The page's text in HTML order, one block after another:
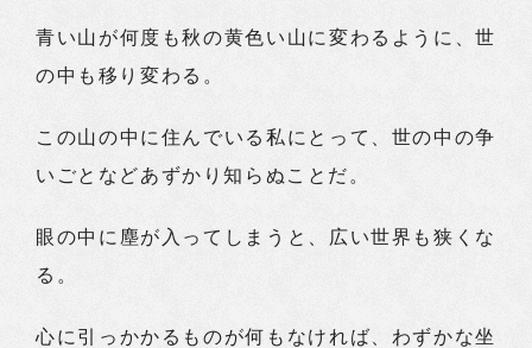
青い山が何度も秋の黄色い山に変わるように、世
の中も移り変わる。
この山の中に住んでいる私にとって、世の中の争
いごとなどあずかり知らぬことだ。
眼の中に塵が入ってしまうと、広い世界も狭くな
る。
心に引っかかるものが何もなければ、わずかな坐